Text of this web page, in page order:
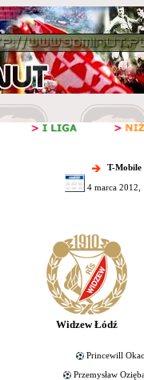
T-Mobile
4 marca 2012,
Widzew Łódź
Princewill
Przemysław